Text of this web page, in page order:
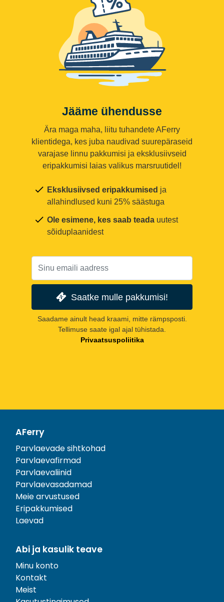
Jääme ühendusse
Ära maga maha, liitu tuhandete AFerry
klientidega, kes juba naudivad suurepäraseid
varajase linnu pakkumisi ja eksklusiivseid
eripakkumisi laias valikus marsruutidel!
Eksklusiivsed eripakkumised ja
allahindlused kuni 25% säästuga
Ole esimene, kes saab teada uutest
sõiduplaanidest
Saatke mulle pakkumisi!
Saadame ainult head kraami, mitte rämpsposti.
Tellimuse saate igal ajal tühistada.
Privaatsuspoliitika
AFerry
Parvlaevade sihtkohad
Parvlaevafirmad
Parvlaevaliinid
Parvlaevasadamad
Meie arvustused
Eripakkumised
Laevad
Abi ja kasulik teave
Minu konto
Kontakt
Meist